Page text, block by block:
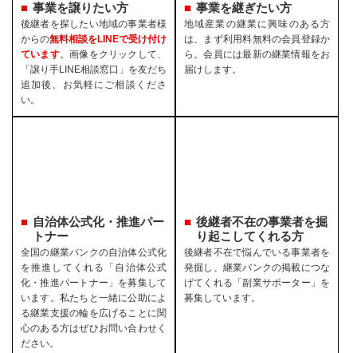
事業を譲りたい方
後継者を探したい地域の事業者様
からの無料相談をLINEで受け付け
ています。画像をクリックして、
「譲り手LINE相談窓口」を友だち
追加後、お気軽にご相談くださ
い。
事業を継ぎたい方
地域産業の継業に興味のある方
は、まず利用料無料の会員登録か
ら。会員には最新の継業情報をお
届けします。
自治体公式化・推進パー
トナー
全国の継業バンクの自治体公式化
を推進してくれる「自治体公式
化・推進パートナー」を募集して
います。私たちと一緒に公助によ
る継業支援の輪を広げることに関
心のある方はぜひお問い合わせく
ださい。
後継者不在の事業者を掘
り起こしてくれる方
後継者不在で悩んでいる事業者を
発掘し、継業バンクの掲載につな
げてくれる「副業サポーター」を
募集しています。